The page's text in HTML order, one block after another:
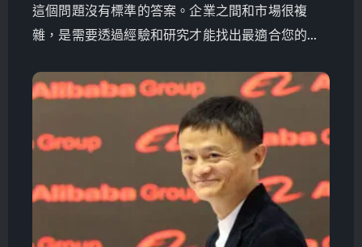
這個問題沒有標準的答案。企業之間和市場很複
雜，是需要透過經驗和研究才能找出最適合您的方